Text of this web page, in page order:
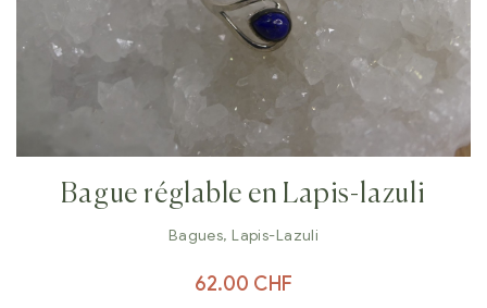
Bague réglable en Lapis-lazuli
Bagues,Lapis-Lazuli
62.00 CHF